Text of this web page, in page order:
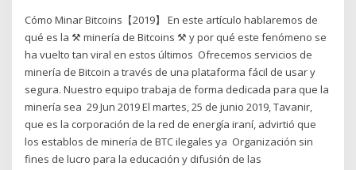
Cómo Minar Bitcoins【2019】 En este artículo hablaremos de
qué es la ⚒ minería de Bitcoins ⚒ y por qué este fenómeno se
ha vuelto tan viral en estos últimos Ofrecemos servicios de
minería de Bitcoin a través de una plataforma fácil de usar y
segura. Nuestro equipo trabaja de forma dedicada para que la
minería sea 29 Jun 2019 El martes, 25 de junio 2019, Tavanir,
que es la corporación de la red de energía iraní, advirtió que
los establos de minería de BTC ilegales ya Organización sin
fines de lucro para la educación y difusión de las